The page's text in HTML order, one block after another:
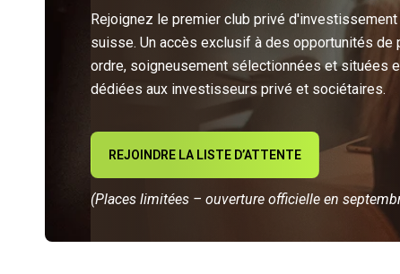
Rejoignez le premier club privé
suisse. Un accès exclusif à des opportunités de
ordre, soigneusement sélectionnées et situées
dédiées aux investisseurs privé et sociétaires.
REJOINDRE LA LISTE D’ATTENTE
(Places limitées – ouverture officielle en